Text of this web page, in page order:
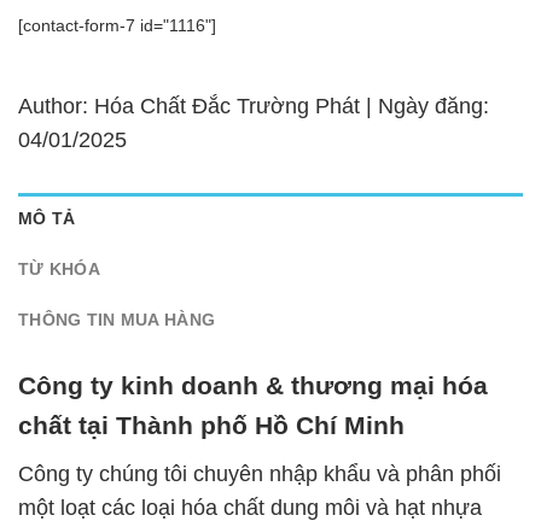
[contact-form-7 id="1116"]
Author: Hóa Chất Đắc Trường Phát | Ngày đăng:
04/01/2025
MÔ TẢ
TỪ KHÓA
THÔNG TIN MUA HÀNG
Công ty kinh doanh & thương mại hóa
chất tại Thành phố Hồ Chí Minh
Công ty chúng tôi chuyên nhập khẩu và phân phối
một loạt các loại hóa chất dung môi và hạt nhựa